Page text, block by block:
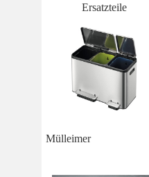
Ersatzteile
Mülleimer